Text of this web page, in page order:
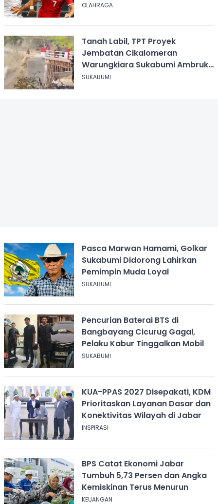
OLAHRAGA
Tanah Labil, TPT Proyek
Jembatan Cikalomeran
Warungkiara Sukabumi Ambruk
Saat Pengurugan
SUKABUMI
Pasca Marwan Hamami, Golkar
Sukabumi Didorong Lahirkan
Pemimpin Muda Loyal
SUKABUMI
Pencurian Baterai BTS di
Bangbayang Cicurug Gagal,
Pelaku Kabur Tinggalkan Mobil
SUKABUMI
KUA-PPAS 2027 Disepakati, KDM
Prioritaskan Layanan Dasar dan
Konektivitas Wilayah di Jabar
INSPIRASI
BPS Catat Ekonomi Jabar
Tumbuh 5,73 Persen dan Angka
Kemiskinan Terus Menurun
KEUANGAN